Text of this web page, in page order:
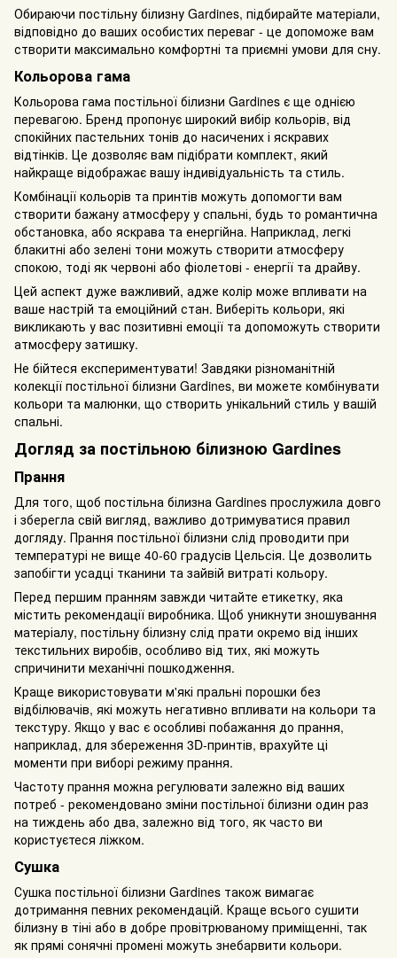
Обираючи постільну білизну Gardines, підбирайте матеріали,
відповідно до ваших особистих переваг - це допоможе вам
створити максимально комфортні та приємні умови для сну.
Кольорова гама
Кольорова гама постільної білизни Gardines є ще однією
перевагою. Бренд пропонує широкий вибір кольорів, від
спокійних пастельних тонів до насичених і яскравих
відтінків. Це дозволяє вам підібрати комплект, який
найкраще відображає вашу індивідуальність та стиль.
Комбінації кольорів та принтів можуть допомогти вам
створити бажану атмосферу у спальні, будь то романтична
обстановка, або яскрава та енергійна. Наприклад, легкі
блакитні або зелені тони можуть створити атмосферу
спокою, тоді як червоні або фіолетові - енергії та драйву.
Цей аспект дуже важливий, адже колір може впливати на
ваше настрій та емоційний стан. Виберіть кольори, які
викликають у вас позитивні емоції та допоможуть створити
атмосферу затишку.
Не бійтеся експериментувати! Завдяки різноманітній
колекції постільної білизни Gardines, ви можете комбінувати
кольори та малюнки, що створить унікальний стиль у вашій
спальні.
Догляд за постільною білизною Gardines
Прання
Для того, щоб постільна білизна Gardines прослужила довго
і зберегла свій вигляд, важливо дотримуватися правил
догляду. Прання постільної білизни слід проводити при
температурі не вище 40-60 градусів Цельсія. Це дозволить
запобігти усадці тканини та зайвій витраті кольору.
Перед першим пранням завжди читайте етикетку, яка
містить рекомендації виробника. Щоб уникнути зношування
матеріалу, постільну білизну слід прати окремо від інших
текстильних виробів, особливо від тих, які можуть
спричинити механічні пошкодження.
Краще використовувати м'які пральні порошки без
відбілювачів, які можуть негативно впливати на кольори та
текстуру. Якщо у вас є особливі побажання до прання,
наприклад, для збереження 3D-принтів, врахуйте ці
моменти при виборі режиму прання.
Частоту прання можна регулювати залежно від ваших
потреб - рекомендовано зміни постільної білизни один раз
на тиждень або два, залежно від того, як часто ви
користуєтеся ліжком.
Сушка
Сушка постільної білизни Gardines також вимагає
дотримання певних рекомендацій. Краще всього сушити
білизну в тіні або в добре провітрюваному приміщенні, так
як прямі сонячні промені можуть знебарвити кольори.